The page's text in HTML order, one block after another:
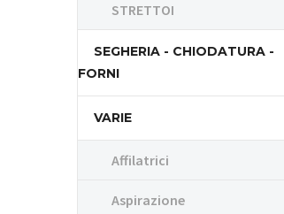
STRETTOI
SEGHERIA - CHIODATURA -
FORNI
VARIE
Affilatrici
Aspirazione